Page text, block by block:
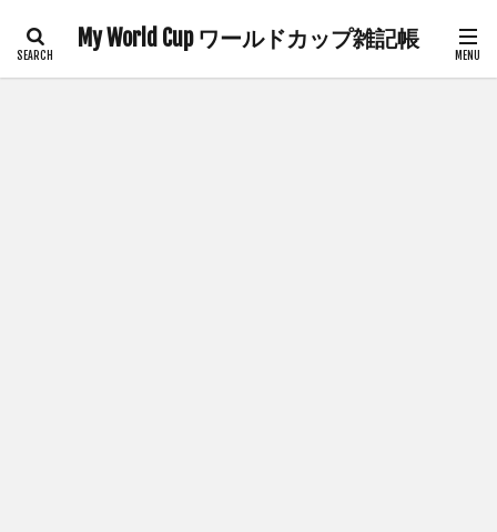
My World Cup ワールドカップ雑記帳